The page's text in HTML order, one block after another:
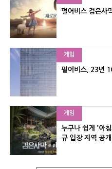
펄어비스 검은사
게임
펄어비스, 23년
게임
누구나 쉽게 '아침
규 입장 지역 공개